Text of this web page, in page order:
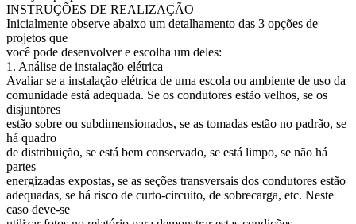
INSTRUÇÕES DE REALIZAÇÃO
Inicialmente observe abaixo um detalhamento das 3 opções de
projetos que
você pode desenvolver e escolha um deles:
1. Análise de instalação elétrica
Avaliar se a instalação elétrica de uma escola ou ambiente de uso da
comunidade está adequada. Se os condutores estão velhos, se os
disjuntores
estão sobre ou subdimensionados, se as tomadas estão no padrão, se
há quadro
de distribuição, se está bem conservado, se está limpo, se não há
partes
energizadas expostas, se as seções transversais dos condutores estão
adequadas, se há risco de curto-circuito, de sobrecarga, etc. Neste
caso deve-se